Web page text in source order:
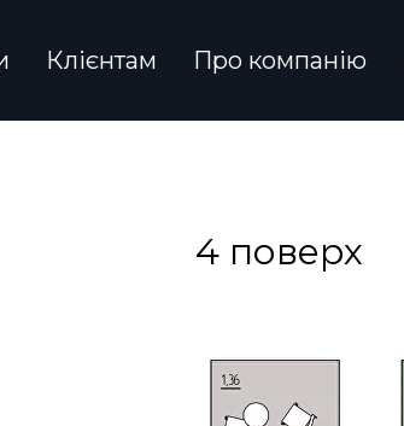
Клієнтам Про компанію
4 поверх